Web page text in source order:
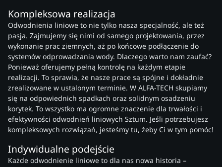
Kompleksowa realizacja
Odwodnienia liniowe to nie tylko nasza specjalność, ale też
pasja. Zajmujemy się nimi od samego projektowania, przez
wykonanie prac ziemnych, aż po końcowe podłączenie do
systemów odprowadzania wody. Dlaczego warto nam zaufać?
Ponieważ oferujemy pełną kontrolę na każdym etapie
realizacji. To sprawia, że nasze prace są spójne i dokładnie
zrealizowane w ustalonym terminie. W ALFA-TECH skupiamy
się na odpowiednich spadkach oraz solidnym osadzeniu
korytek. To wszystko ma ogromne znaczenie dla trwałości i
efektywności odwodnień liniowych Sztum. Jeśli potrzebujesz
kompleksowych rozwiązań, jesteśmy tu, żeby Ci w tym pomóc!
Indywidualne podejście
Każde odwodnienie liniowe to dla nas nowa historia –